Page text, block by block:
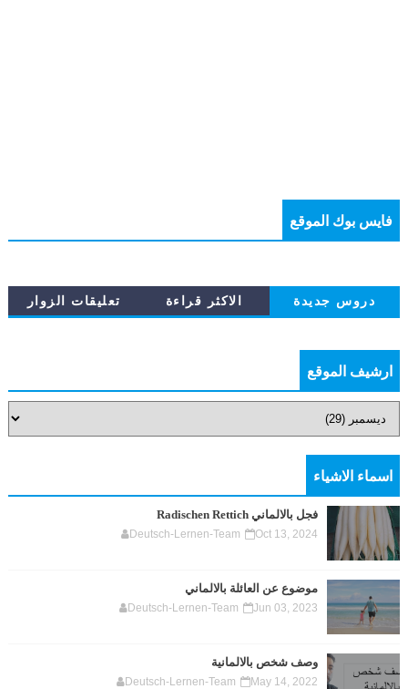
فايس بوك الموقع
دروس جديدة الاكثر قراءة تعليقات الزوار
ارشيف الموقع
اسماء الاشياء
فجل بالالماني Radischen Rettich
Deutsch-Lernen-Team Oct 13, 2024
موضوع عن العائلة بالالماني
Deutsch-Lernen-Team Jun 03, 2023
وصف شخص بالالمانية
Deutsch-Lernen-Team May 14, 2022